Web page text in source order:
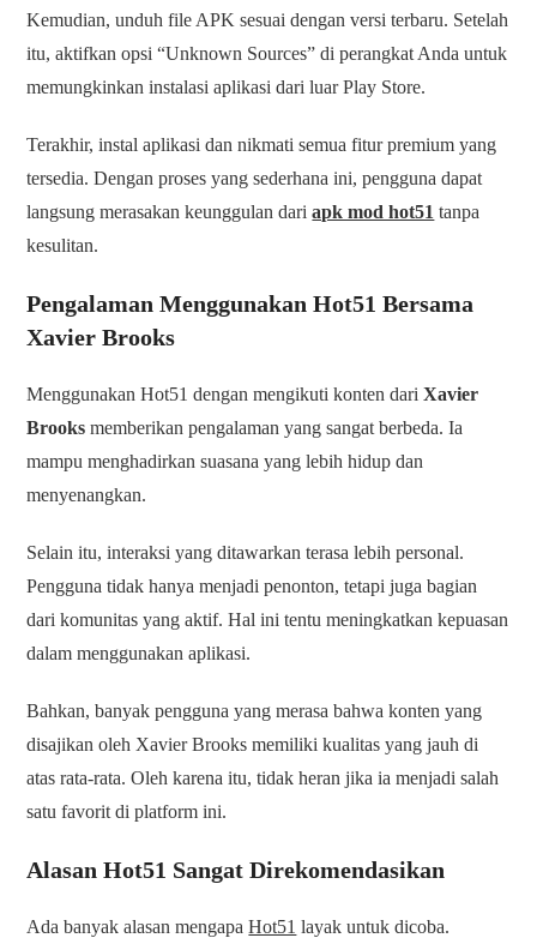
Kemudian, unduh file APK sesuai dengan versi terbaru. Setelah
itu, aktifkan opsi “Unknown Sources” di perangkat Anda untuk
memungkinkan instalasi aplikasi dari luar Play Store.
Terakhir, instal aplikasi dan nikmati semua fitur premium yang
tersedia. Dengan proses yang sederhana ini, pengguna dapat
langsung merasakan keunggulan dariapk mod hot51 tanpa
kesulitan.
Pengalaman Menggunakan Hot51 Bersama
Xavier Brooks
Menggunakan Hot51 dengan mengikuti konten dariXavier
Brooks memberikan pengalaman yang sangat berbeda. Ia
mampu menghadirkan suasana yang lebih hidup dan
menyenangkan.
Selain itu, interaksi yang ditawarkan terasa lebih personal.
Pengguna tidak hanya menjadi penonton, tetapi juga bagian
dari komunitas yang aktif. Hal ini tentu meningkatkan kepuasan
dalam menggunakan aplikasi.
Bahkan, banyak pengguna yang merasa bahwa konten yang
disajikan oleh Xavier Brooks memiliki kualitas yang jauh di
atas rata-rata. Oleh karena itu, tidak heran jika ia menjadi salah
satu favorit di platform ini.
Alasan Hot51 Sangat Direkomendasikan
Ada banyak alasan mengapaHot51 layak untuk dicoba.